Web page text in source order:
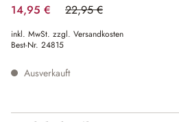
14,95 € 22,95 €
(34.86% gespart)
inkl. MwSt. zzgl. Versandkosten
Best-Nr. 24815
Ausverkauft